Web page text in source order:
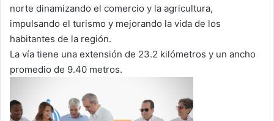
norte dinamizando el comercio y la agricultura,
impulsando el turismo y mejorando la vida de los
habitantes de la región.
La vía tiene una extensión de 23.2 kilómetros y un ancho
promedio de 9.40 metros.